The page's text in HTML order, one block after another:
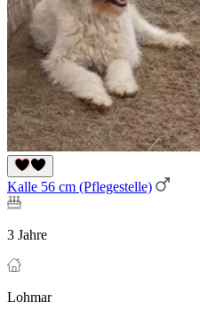
Kalle 56 cm (Pflegestelle)
3 Jahre
Lohmar